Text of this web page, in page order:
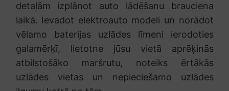
detaļām izplānot auto lādēšanu brauciena
laikā. Ievadot elektroauto modeli un norādot
vēlamo baterijas uzlādes līmeni ierodoties
galamērķī, lietotne jūsu vietā aprēķinās
atbilstošāko maršrutu, noteiks ērtākās
uzlādes vietas un nepieciešamo uzlādes